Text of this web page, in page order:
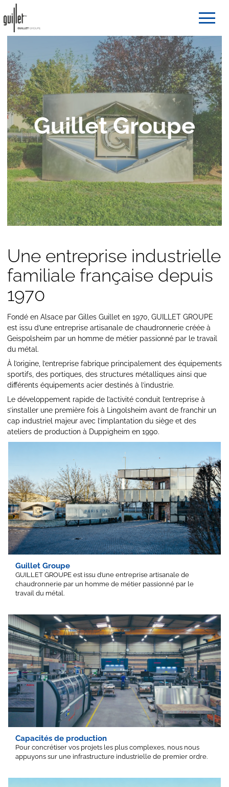
Guillet Groupe
Une entreprise industrielle
familiale française depuis
1970
Fondé en Alsace par Gilles Guillet en 1970, GUILLET GROUPE
est issu d’une entreprise artisanale de chaudronnerie créée à
Geispolsheim par un homme de métier passionné par le travail
du métal.
À l’origine, l’entreprise fabrique principalement des équipements
sportifs, des portiques, des structures métalliques ainsi que
différents équipements acier destinés à l’industrie.
Le développement rapide de l’activité conduit l’entreprise à
s’installer une première fois à Lingolsheim avant de franchir un
cap industriel majeur avec l’implantation du siège et des
ateliers de production à Duppigheim en 1990.
Guillet Groupe
GUILLET GROUPE est issu d’une entreprise artisanale de
chaudronnerie par un homme de métier passionné par le
travail du métal.
Capacités de production
Pour concrétiser vos projets les plus complexes, nous nous
appuyons sur une infrastructure industrielle de premier ordre.